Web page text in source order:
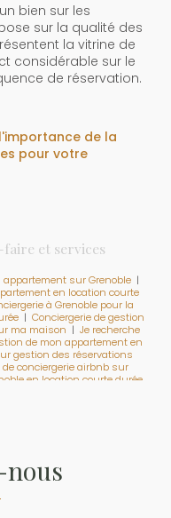
bien sur les
sur la qualité des
la vitrine de
considérable sur le
de réservation.
l'importance de la
pour votre
et services
sur Grenoble|
en location courte
à Grenoble pour la
| Conciergerie de gestion
ma maison | Je recherche
de mon appartement en
gestion des réservations
de conciergerie airbnb sur
en location courte durée